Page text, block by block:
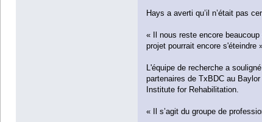
Hays a averti qu’il n’était pas
« Il nous reste encore
projet pourrait encore s'éteindre
L'équipe de recherche a
partenaires de TxBDC au
Institute for Rehabilitation.
« Il s’agit du groupe de